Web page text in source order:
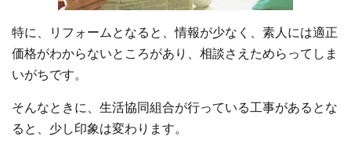
特に、リフォームとなると、情報が少なく、素人には適正
価格がわからないところがあり、相談さえためらってしま
いがちです。
そんなときに、生活協同組合が行っている工事があるとな
ると、少し印象は変わります。